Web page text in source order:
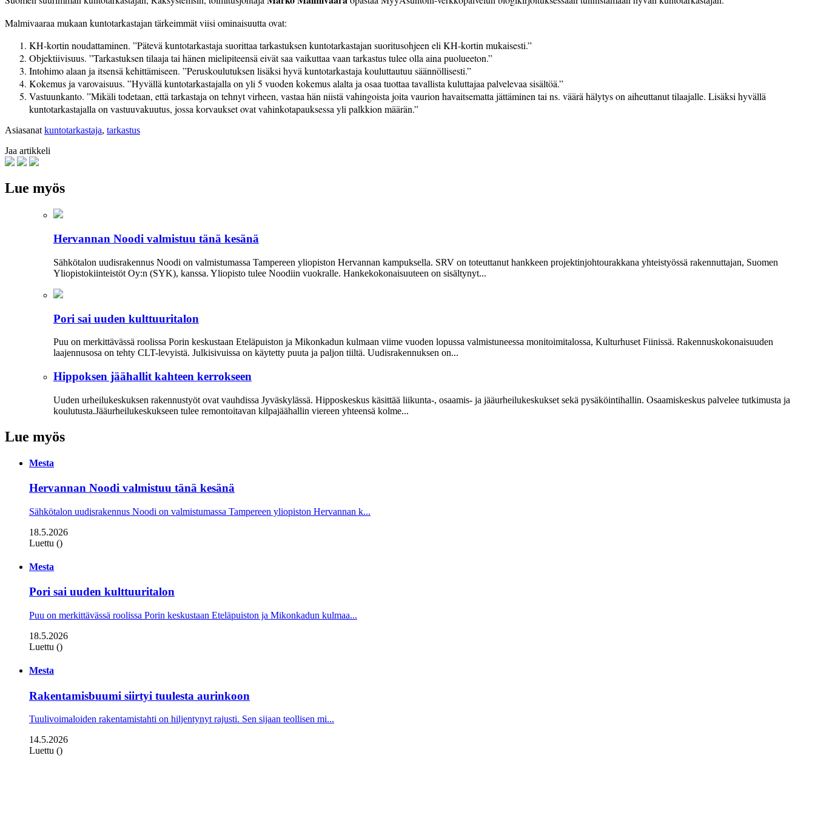
Malmivaaraa mukaan kuntotarkastajan tärkeimmät viisi ominaisuutta ovat:
KH-kortin noudattaminen. ”Pätevä kuntotarkastaja suorittaa tarkastuksen kuntotarkastajan suoritusohjeen eli KH-kortin mukaisesti.”
Objektiivisuus. ”Tarkastuksen tilaaja tai hänen mielipiteensä eivät saa vaikuttaa vaan tarkastus tulee olla aina puolueeton.”
Intohimo alaan ja itsensä kehittämiseen. ”Peruskoulutuksen lisäksi hyvä kuntotarkastaja kouluttautuu säännöllisesti.”
Kokemus ja varovaisuus. ”Hyvällä kuntotarkastajalla on yli 5 vuoden kokemus alalta ja osaa tuottaa tavallista kuluttajaa palvelevaa sisältöä.”
Vastuunkanto. ”Mikäli todetaan, että tarkastaja on tehnyt virheen, vastaa hän niistä vahingoista joita vaurion havaitsematta jättäminen tai ns. väärä hälytys on aiheuttanut tilaajalle. Lisäksi hyvällä
kuntotarkastajalla on vastuuvakuutus, jossa korvaukset ovat vahinkotapauksessa yli palkkion määrän.”
Asiasanat kuntotarkastaja, tarkastus
Jaa artikkeli
Lue myös
Hervannan Noodi valmistuu tänä kesänä
Sähkötalon uudisrakennus Noodi on valmistumassa Tampereen yliopiston Hervannan kampuksella. SRV on toteuttanut hankkeen projektinjohtourakkana yhteistyössä rakennuttajan, Suomen
Yliopistokiinteistöt Oy:n (SYK), kanssa. Yliopisto tulee Noodiin vuokralle. Hankekokonaisuuteen on sisältynyt...
Pori sai uuden kulttuuritalon
Puu on merkittävässä roolissa Porin keskustaan Eteläpuiston ja Mikonkadun kulmaan viime vuoden lopussa valmistuneessa moni­toimitalossa, Kulturhuset Fiinissä. Rakennuskokonaisuuden
laajennusosa on tehty CLT-levyistä. Julkisivuissa on käytetty puuta ja paljon tiiltä. Uudisrakennuksen on...
Hippoksen jäähallit kahteen kerrokseen
Uuden urheilukeskuksen rakennustyöt ovat vauhdissa Jyväskylässä. Hipposkeskus käsittää liikunta-, osaamis- ja jääurheilukeskukset sekä pysäköintihallin. Osaamiskeskus palvelee tutkimusta ja
koulutusta.Jääurheilukeskukseen tulee remontoitavan kilpajäähallin viereen yhteensä kolme...
Lue myös
Mesta
Hervannan Noodi valmistuu tänä kesänä
Sähkötalon uudisrakennus Noodi on valmistumassa Tampereen yliopiston Hervannan k...
18.5.2026
Luettu ()
Mesta
Pori sai uuden kulttuuritalon
Puu on merkittävässä roolissa Porin keskustaan Eteläpuiston ja Mikonkadun kulmaa...
18.5.2026
Luettu ()
Mesta
Rakentamisbuumi siirtyi tuulesta aurinkoon
Tuulivoimaloiden rakentamistahti on hiljentynyt rajusti. Sen sijaan teollisen mi...
14.5.2026
Luettu ()